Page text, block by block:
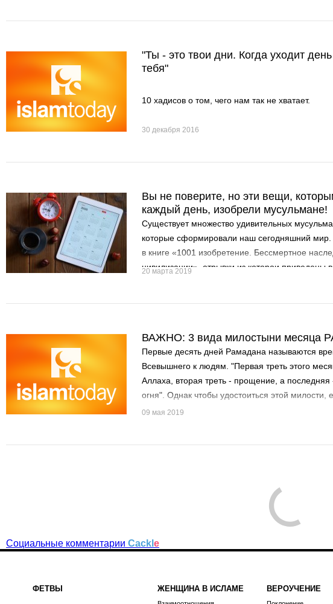
"Ты - это твои дни. Когда уходит
тебя"
10 хадисов о том, чего нам так не хватает.
30 декабря 2016
Вы не поверите, но эти вещи,
каждый день, изобрели мусульмане!
Существует множество удивительных
которые сформировали наш сегодняшний
в книге «1001 изобретение. Бессмертное
цивилизации», отрывки из которой приведены в
20 марта 2019
ВАЖНО: 3 вида милостыни месяца
Первые десять дней Рамадана называются
Всевышнего к людям. "Первая треть этого
Аллаха, вторая треть - прощение, а последняя
огня". Однак чтобы удостоиться этой милости,
условия...
09 мая 2019
Социальные комментарии Cackl e
ФЕТВЫ ЖЕНЩИНА В ИСЛАМЕ ВЕРОУЧЕНИЕ